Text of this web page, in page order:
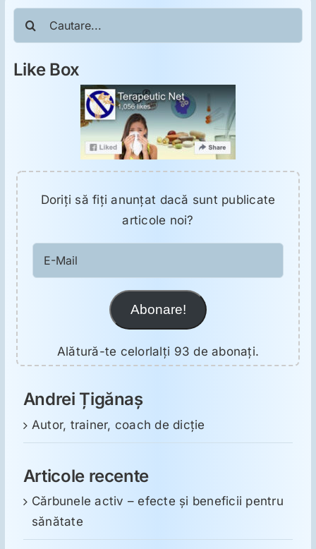
Toxicologie
Antipsihiatrie
Antropologie
Proză utilă
Cautare...
Like Box
Doriţi să fiţi anunţat dacă sunt publicate
articole noi?
Mail
Abonare!
Alătură-te celorlalți 93 de abonați.
Andrei Țigănaș
Autor, trainer, coach de dicție
Articole recente
Cărbunele activ – efecte și beneficii pentru
sănătate